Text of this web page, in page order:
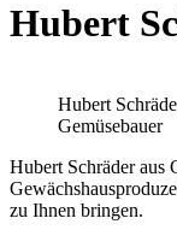
Hubert
Hubert
Gemüsebauer
Hubert Schräder aus
zu Ihnen bringen.